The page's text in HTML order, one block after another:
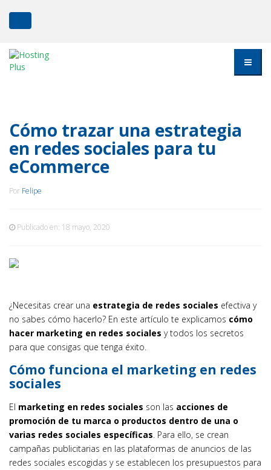
Cómo trazar una estrategia
en redes sociales para tu
eCommerce
Por Felipe
Publicado en: 18 mayo, 2020
¿Necesitas crear una estrategia de redes sociales efectiva y
no sabes cómo hacerlo? En este artículo te explicamos cómo
hacer marketing en redes sociales y todos los secretos
para que consigas que tenga éxito.
Cómo funciona el marketing en redes
sociales
El marketing en redes sociales son las acciones de
promoción de tu marca o productos dentro de una o
varias redes sociales específicas. Para ello, se crean
campañas publicitarias en las plataformas de anuncios de las
redes sociales escogidas y se establecen los presupuestos para